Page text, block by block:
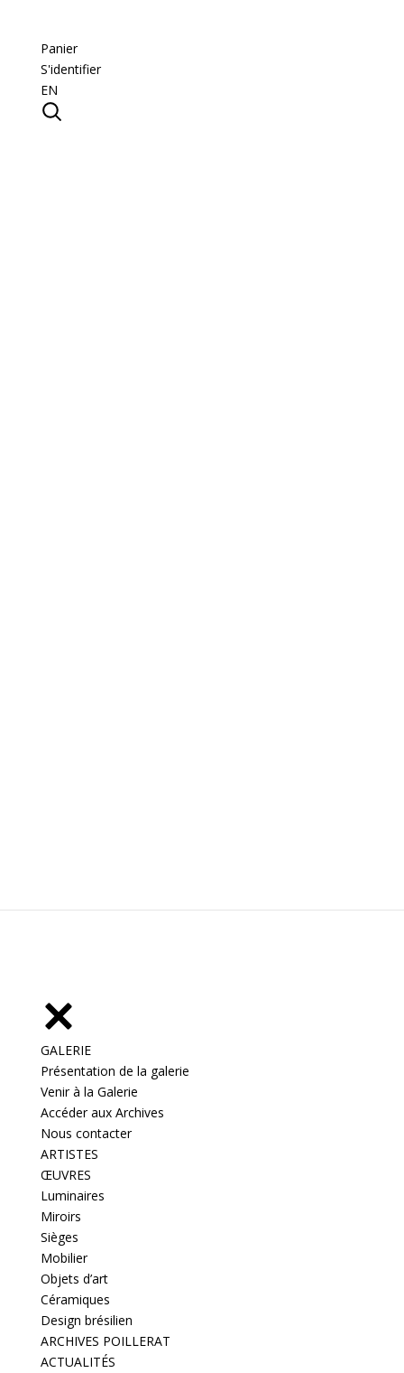
Panier
S'identifier
EN
GALERIE
Présentation de la galerie
Venir à la Galerie
Accéder aux Archives
Nous contacter
ARTISTES
ŒUVRES
Luminaires
Miroirs
Sièges
Mobilier
Objets d’art
Céramiques
Design brésilien
ARCHIVES POILLERAT
ACTUALITÉS